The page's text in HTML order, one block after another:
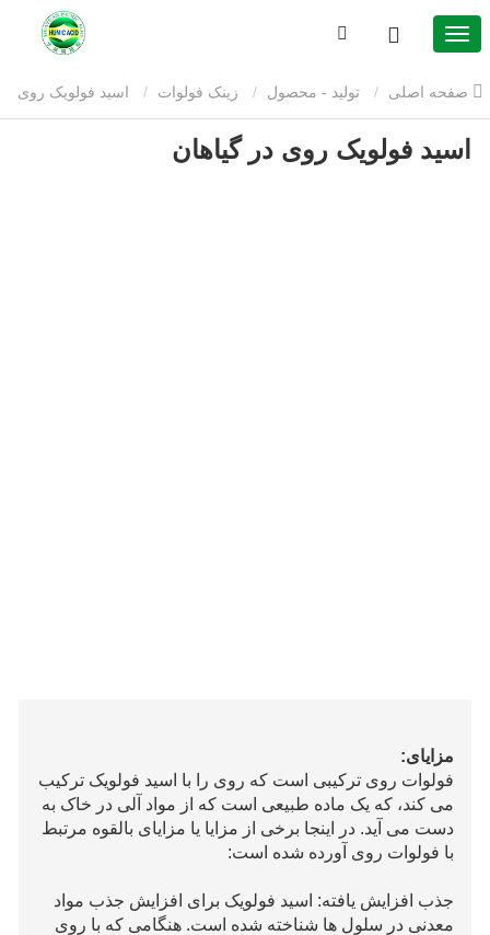
تولید - محصول زینک فولوات اسید فولویک روی
در گیاهان
اسید فولویک روی در گیاهان
مزایای:
فولوات روی ترکیبی است که روی را با اسید فولویک ترکیب
می کند، که یک ماده طبیعی است که از مواد آلی در خاک به
دست می آید. در اینجا برخی از مزایا یا مزایای بالقوه مرتبط
با فولوات روی آورده شده است:
جذب افزایش یافته: اسید فولویک برای افزایش جذب مواد
معدنی در سلول ها شناخته شده است. هنگامی که با روی